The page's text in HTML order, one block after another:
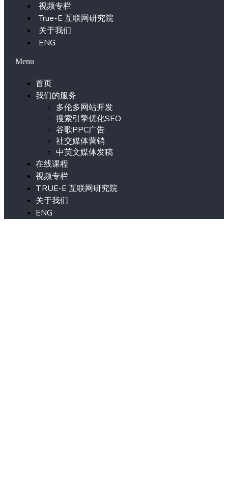
视频专栏
True-E 互联网研究院
关于我们
ENG
Menu
首页
我们的服务
多伦多网站开发
搜索引擎优化SEO
谷歌PPC广告
社交媒体营销
中英文媒体发稿
在线课程
视频专栏
TRUE-E 互联网研究院
关于我们
ENG